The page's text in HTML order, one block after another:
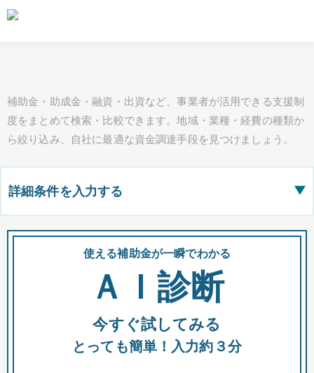
補助金・助成金・融資・出資など、事業者が活用できる支援制
度をまとめて検索・比較できます。地域・業種・経費の種類か
ら絞り込み、自社に最適な資金調達手段を見つけましょう。
詳細条件を入力する ▶
都道府県
全国の検索結果を含めて表示
助成金 融資 出資
使える補助金が一瞬でわかる
ＡＩ診断
今すぐ試してみる
とっても簡単！入力約３分